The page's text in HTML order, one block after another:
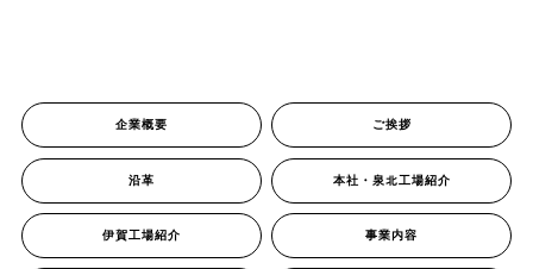
企業概要 ご挨拶
沿革 本社・泉北工場紹介
伊賀工場紹介 事業内容